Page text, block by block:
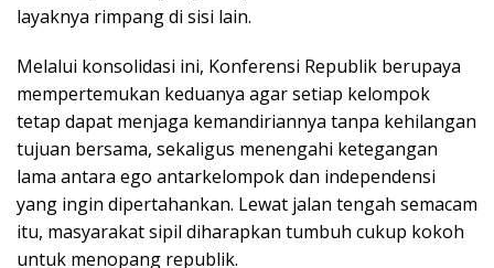
layaknya rimpang di sisi lain.
Melalui konsolidasi ini, Konferensi Republik berupaya
mempertemukan keduanya agar setiap kelompok
tetap dapat menjaga kemandiriannya tanpa kehilangan
tujuan bersama, sekaligus menengahi ketegangan
lama antara ego antarkelompok dan independensi
yang ingin dipertahankan. Lewat jalan tengah semacam
itu, masyarakat sipil diharapkan tumbuh cukup kokoh
untuk menopang republik.